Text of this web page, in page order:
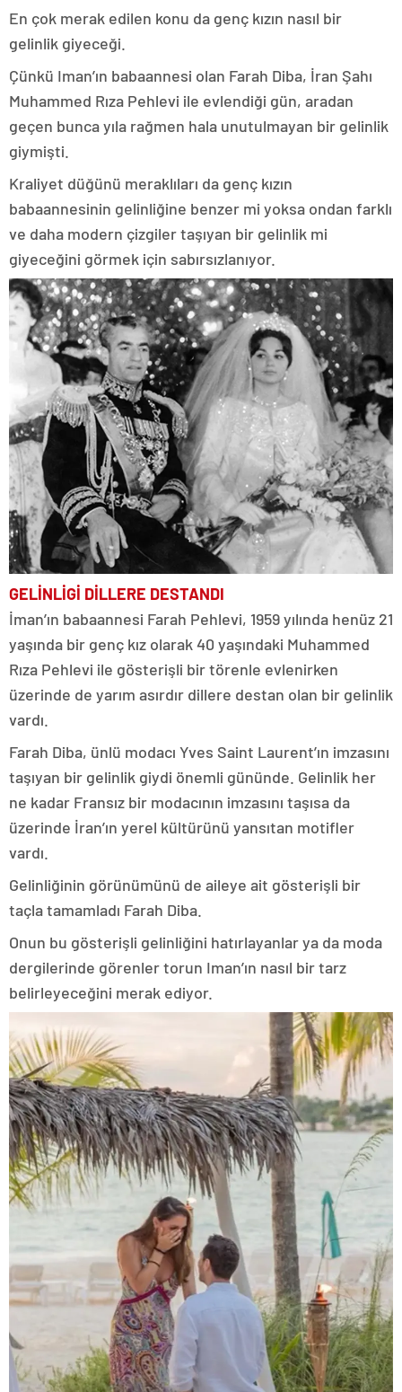
En çok merak edilen konu da genç kızın nasıl bir
gelinlik giyeceği.
Çünkü Iman’ın babaannesi olan Farah Diba, İran Şahı
Muhammed Rıza Pehlevi ile evlendiği gün, aradan
geçen bunca yıla rağmen hala unutulmayan bir gelinlik
giymişti.
Kraliyet düğünü meraklıları da genç kızın
babaannesinin gelinliğine benzer mi yoksa ondan farklı
ve daha modern çizgiler taşıyan bir gelinlik mi
giyeceğini görmek için sabırsızlanıyor.
GELİNLİGİ DİLLERE DESTANDI
İman’ın babaannesi Farah Pehlevi, 1959 yılında henüz 21
yaşında bir genç kız olarak 40 yaşındaki Muhammed
Rıza Pehlevi ile gösterişli bir törenle evlenirken
üzerinde de yarım asırdır dillere destan olan bir gelinlik
vardı.
Farah Diba, ünlü modacı Yves Saint Laurent’ın imzasını
taşıyan bir gelinlik giydi önemli gününde. Gelinlik her
ne kadar Fransız bir modacının imzasını taşısa da
üzerinde İran’ın yerel kültürünü yansıtan motifler
vardı.
Gelinliğinin görünümünü de aileye ait gösterişli bir
taçla tamamladı Farah Diba.
Onun bu gösterişli gelinliğini hatırlayanlar ya da moda
dergilerinde görenler torun Iman’ın nasıl bir tarz
belirleyeceğini merak ediyor.